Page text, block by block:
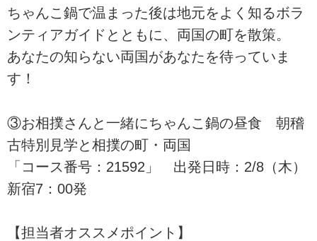
ちゃんこ鍋で温まった後は地元をよく知るボラ
ンティアガイドとともに、両国の町を散策。
あなたの知らない両国があなたを待っていま
す！
③お相撲さんと一緒にちゃんこ鍋の昼食 朝稽
古特別見学と相撲の町・両国
「コース番号：21592」 出発日時：2/8（木）
新宿7：00発
【担当者オススメポイント】